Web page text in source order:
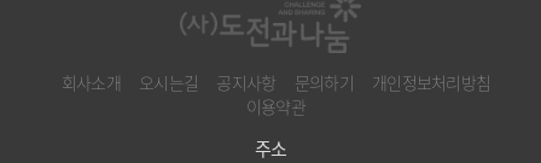
회사소개 오시는길 공지사항 문의하기
개인정보처리방침
이용약관
주소